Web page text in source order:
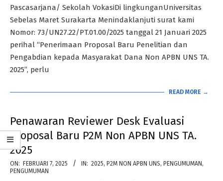
Pascasarjana/ Sekolah VokasiDi lingkunganUniversitas
Sebelas Maret Surakarta Menindaklanjuti surat kami
Nomor: 73/UN27.22/PT.01.00/2025 tanggal 21 Januari 2025
perihal “Penerimaan Proposal Baru Penelitian dan
Pengabdian kepada Masyarakat Dana Non APBN UNS TA.
2025”, perlu
READ MORE →
Penawaran Reviewer Desk Evaluasi
Proposal Baru P2M Non APBN UNS TA.
2025
2025-
02-
ON: FEBRUARI 7, 2025 IN: 2025, P2M NON APBN UNS, PENGUMUMAN ,
PENGUMUMAN